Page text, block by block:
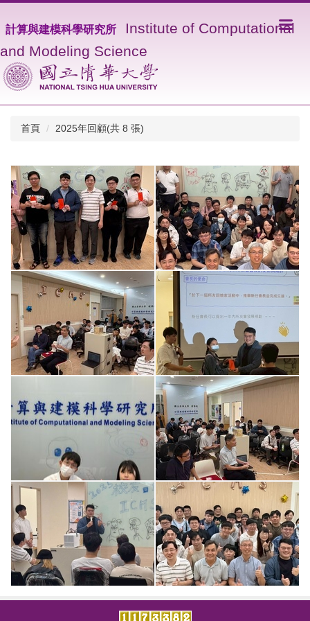
計算與建模科學研究所 Institute of Computational
and Modeling Science
首頁 2025年回顧(共 8 張)